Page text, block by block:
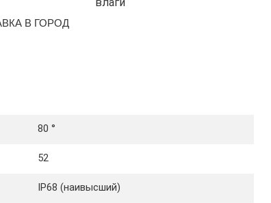
В ГОРОД
80 °
52
IP68 (наивысший)